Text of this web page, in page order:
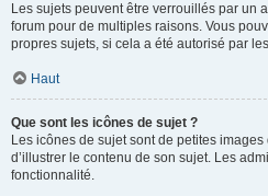
Les sujets peuvent être verrouillés par un
forum pour de multiples raisons. Vous
propres sujets, si cela a été autorisé par
Haut
Que sont les icônes de sujet ?
Les icônes de sujet sont de petites
d’illustrer le contenu de son sujet. Les
fonctionnalité.